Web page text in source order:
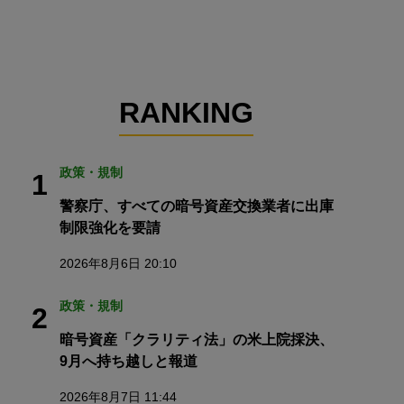
RANKING
1 政策・規制
警察庁、すべての暗号資産交換業者に出庫
制限強化を要請
2026年8月6日 20:10
2 政策・規制
暗号資産「クラリティ法」の米上院採決、
9月へ持ち越しと報道
2026年8月7日 11:44